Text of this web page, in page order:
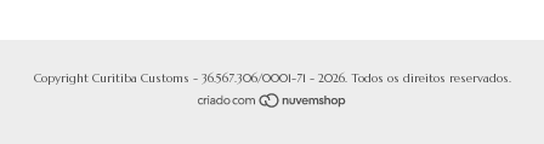
Copyright Curitiba Customs - 36.567.306/0001-71 - 2026. Todos os direitos reservados.